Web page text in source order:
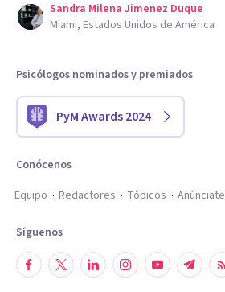
Sandra Milena Jimenez Duque
Miami, Estados Unidos de América
Psicólogos nominados y premiados
PyM Awards 2024
Conócenos
Equipo
Redactores Tópicos Anúnciate
Síguenos